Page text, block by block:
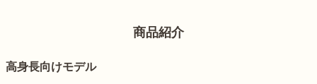
商品紹介
高身長向けモデル